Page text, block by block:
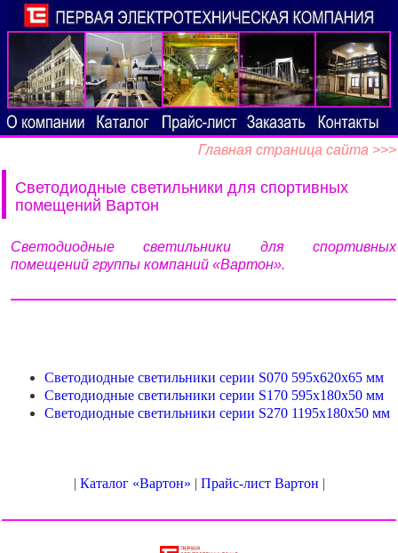
Главная страница сайта >>>
Светодиодные светильники для спортивных
помещений Вартон
Светодиодные светильники для спортивных
помещений группы компаний «Вартон».
Светодиодные светильники серии S070 595x620x65 мм
Светодиодные светильники серии S170 595x180x50 мм
Светодиодные светильники серии S270 1195x180x50 мм
| Каталог «Вартон» | Прайс-лист Вартон |